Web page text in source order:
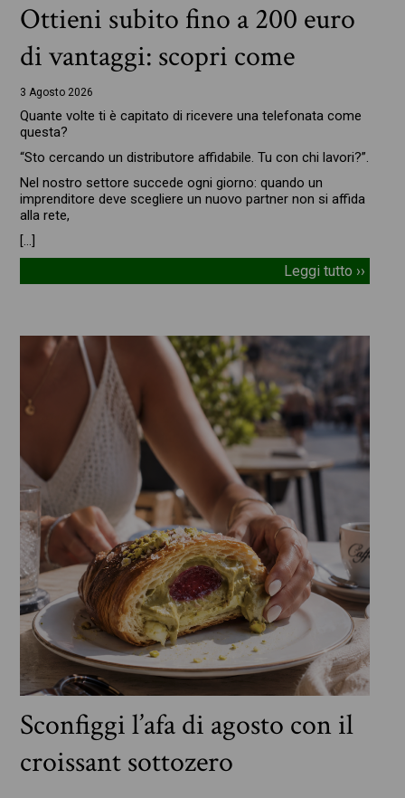
Ottieni subito fino a 200 euro
di vantaggi: scopri come
3 Agosto 2026
Quante volte ti è capitato di ricevere una telefonata come
questa?
“Sto cercando un distributore affidabile. Tu con chi lavori?”.
Nel nostro settore succede ogni giorno: quando un
imprenditore deve scegliere un nuovo partner non si affida
alla rete,
[…]
Leggi tutto ››
Sconfiggi l’afa di agosto con il
croissant sottozero